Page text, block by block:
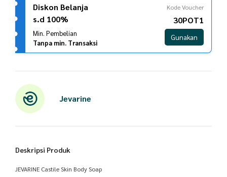
Diskon Belanja
s.d 100%
Min. Pembelian
Tanpa min. Transaksi
Kode Voucher
30POT1
Gunakan
Jevarine
Deskripsi Produk
JEVARINE Castile Skin Body Soap